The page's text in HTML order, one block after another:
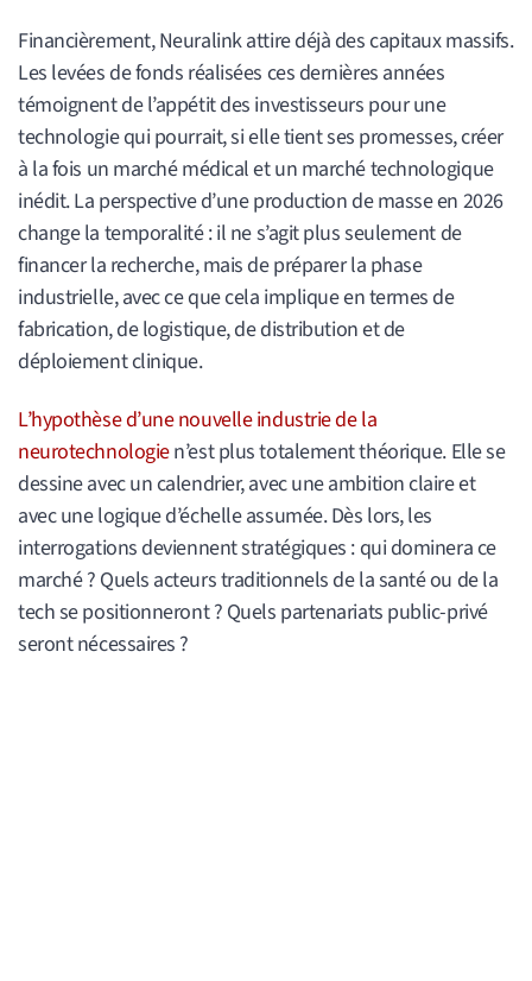
Financièrement, Neuralink attire déjà des capitaux massifs.
Les levées de fonds réalisées ces dernières années
témoignent de l’appétit des investisseurs pour une
technologie qui pourrait, si elle tient ses promesses, créer
à la fois un marché médical et un marché technologique
inédit. La perspective d’une production de masse en 2026
change la temporalité : il ne s’agit plus seulement de
financer la recherche, mais de préparer la phase
industrielle, avec ce que cela implique en termes de
fabrication, de logistique, de distribution et de
déploiement clinique.
L’hypothèse d’une nouvelle industrie de la
neurotechnologien’est plus totalement théorique. Elle se
dessine avec un calendrier, avec une ambition claire et
avec une logique d’échelle assumée. Dès lors, les
interrogations deviennent stratégiques : qui dominera ce
marché ? Quels acteurs traditionnels de la santé ou de la
tech se positionneront ? Quels partenariats public-privé
seront nécessaires ?